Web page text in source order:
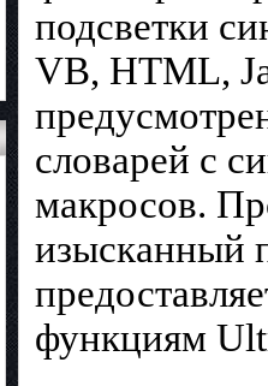
подсветки
VB, HTML,
словарей с
макросов.
изысканный
функциям